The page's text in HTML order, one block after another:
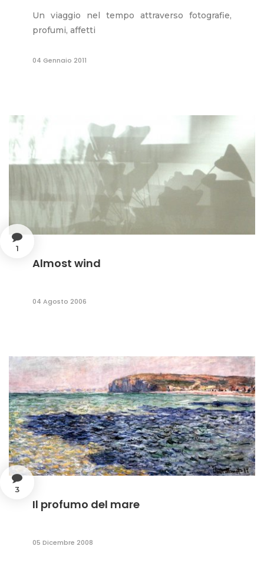
Un viaggio nel tempo attraverso fotografie,
profumi, affetti
04 Gennaio 2011
1
Almost wind
04 Agosto 2006
3
Il profumo del mare
05 Dicembre 2008